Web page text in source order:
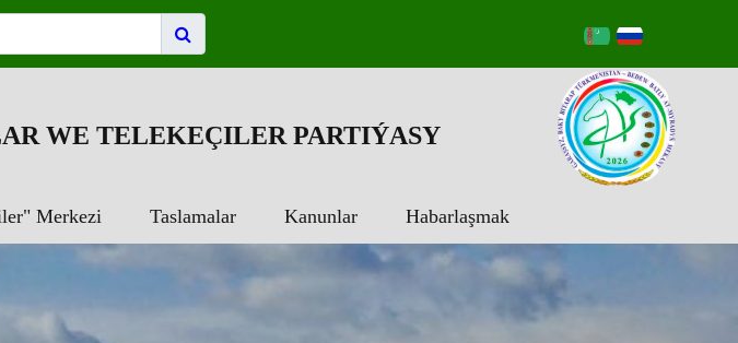
WE TELEKEÇILER PARTIÝASY
Merkezi Taslamalar Kanunlar Habarlaşmak